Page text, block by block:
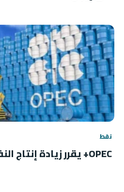
نفط
OPEC+ يقرر زيادة إنتاج النفط